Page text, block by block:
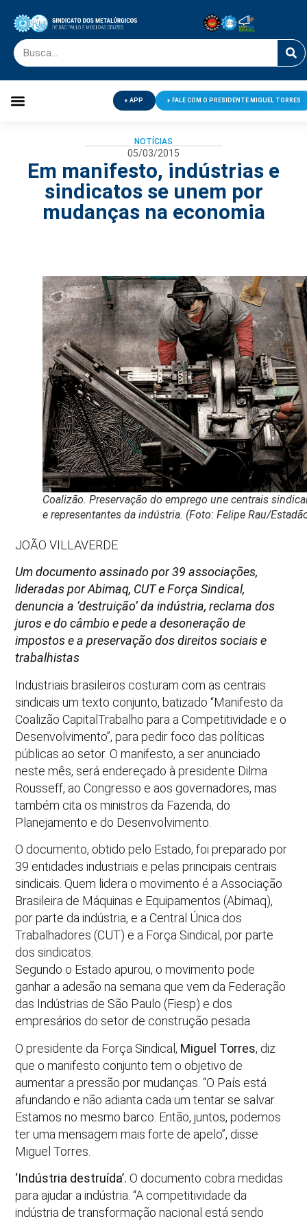
APP FALE COM O PRESIDENTE MIGUEL TORRES
NOTÍCIAS
05/03/2015
Em manifesto, indústrias e
sindicatos se unem por
mudanças na economia
Coalizão. Preservação do emprego une centrais
e representantes da indústria. (Foto: Felipe Rau/
JOÃO VILLAVERDE
Um documento assinado por 39 associações,
lideradas por Abimaq, CUT e Força Sindical,
denuncia a ‘destruição’ da indústria, reclama dos
juros e do câmbio e pede a desoneração de
impostos e a preservação dos direitos sociais e
trabalhistas
Industriais brasileiros costuram com as centrais
sindicais um texto conjunto, batizado “Manifesto da
Coalizão CapitalTrabalho para a Competitividade e o
Desenvolvimento”, para pedir foco das políticas
públicas ao setor. O manifesto, a ser anunciado
neste mês, será endereçado à presidente Dilma
Rousseff, ao Congresso e aos governadores, mas
também cita os ministros da Fazenda, do
Planejamento e do Desenvolvimento.
O documento, obtido pelo Estado, foi preparado por
39 entidades industriais e pelas principais centrais
sindicais. Quem lidera o movimento é a Associação
Brasileira de Máquinas e Equipamentos (Abimaq),
por parte da indústria, e a Central Única dos
Trabalhadores (CUT) e a Força Sindical, por parte
dos sindicatos.
Segundo o Estado apurou, o movimento pode
ganhar a adesão na semana que vem da Federação
das Indústrias de São Paulo (Fiesp) e dos
empresários do setor de construção pesada.
O presidente da Força Sindical, Miguel Torres, diz
que o manifesto conjunto tem o objetivo de
aumentar a pressão por mudanças. “O País está
afundando e não adianta cada um tentar se salvar.
Estamos no mesmo barco. Então, juntos, podemos
ter uma mensagem mais forte de apelo”, disse
Miguel Torres.
‘Indústria destruída’. O documento cobra medidas
para ajudar a indústria. “A competitividade da
indústria de transformação nacional está sendo